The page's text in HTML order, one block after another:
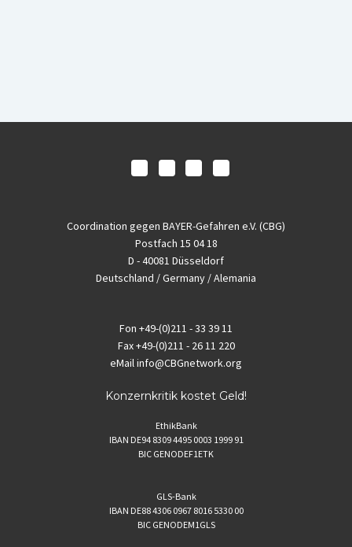
Coordination gegen BAYER-Gefahren e.V. (CBG)
Postfach 15 04 18
D - 40081 Düsseldorf
Deutschland / Germany / Alemania
Fon +49-(0)211 - 33 39 11
Fax+49-(0)211 - 26 11 220
eMailinfo@CBGnetwork.org
Konzernkritik kostet Geld!
EthikBank
IBAN DE94 8309 4495 0003 1999 91
BIC GENODEF1ETK
GLS-Bank
IBAN DE88 4306 0967 8016 5330 00
BIC GENODEM1GLS